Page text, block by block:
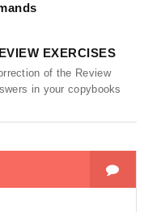
EXERCISES
of the Review
in your copybooks